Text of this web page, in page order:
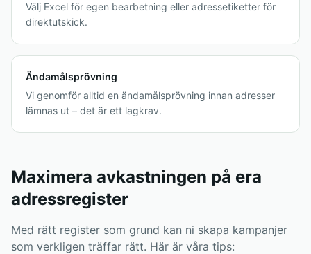
Välj Excel för egen bearbetning eller adressetiketter för
direktutskick.
Ändamålsprövning
Vi genomför alltid en ändamålsprövning innan adresser
lämnas ut – det är ett lagkrav.
Maximera avkastningen på era
adressregister
Med rätt register som grund kan ni skapa kampanjer
som verkligen träffar rätt. Här är våra tips: